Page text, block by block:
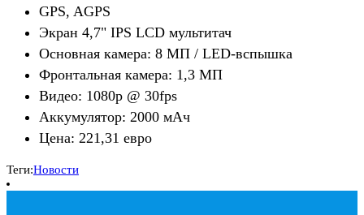
GPS, AGPS
Экран 4,7" IPS LCD мультитач
Основная камера: 8 МП / LED-вспышка
Фронтальная камера: 1,3 МП
Видео: 1080p @ 30fps
Аккумулятор: 2000 мАч
Цена: 221,31 евро
Теги:Новости